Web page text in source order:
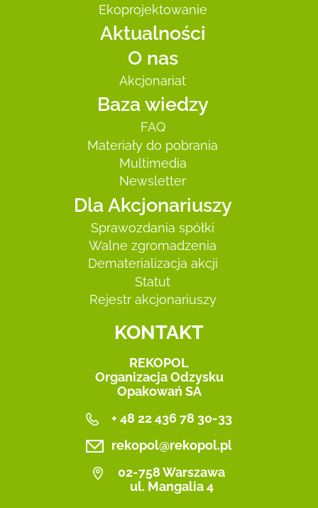
Ekoprojektowanie
Aktualności
O nas
Akcjonariat
Baza wiedzy
FAQ
Materiały do pobrania
Multimedia
Newsletter
Dla Akcjonariuszy
Sprawozdania spółki
Walne zgromadzenia
Dematerializacja akcji
Statut
Rejestr akcjonariuszy
KONTAKT
REKOPOL
Organizacja Odzysku
Opakowań SA
+ 48 22 436 78 30-33
rekopol@rekopol.pl
02-758 Warszawa
ul. Mangalia 4